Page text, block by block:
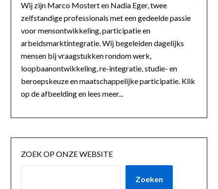
Wij zijn Marco Mostert en Nadia Eger, twee
zelfstandige professionals met een gedeelde passie
voor mensontwikkeling, participatie en
arbeidsmarktintegratie. Wij begeleiden dagelijks
mensen bij vraagstukken rondom werk,
loopbaanontwikkeling, re-integratie, studie- en
beroepskeuze en maatschappelijke participatie. Klik
op de afbeelding en lees meer...
ZOEK OP ONZE WEBSITE
Zoeken